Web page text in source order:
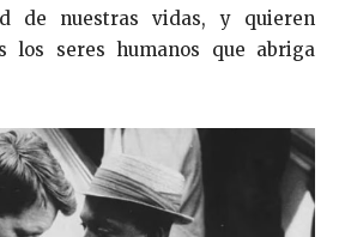
de nuestras vidas, y quieren
los seres humanos que abriga